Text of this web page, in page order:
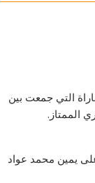
التي جمعت بين
الممتاز.
يمين محمد عواد